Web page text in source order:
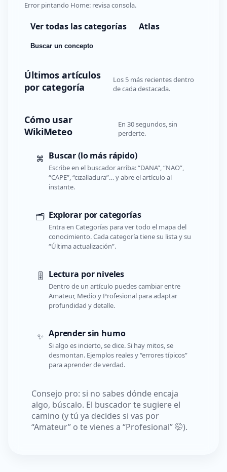
Error pintando Home: revisa consola.
Ver todas las categorías Atlas
Buscar un concepto
Últimos artículos
por categoría
Los 5 más recientes dentro
de cada destacada.
Cómo usar
WikiMeteo
En 30 segundos, sin
perderte.
⌘ Buscar (lo más rápido)
Escribe en el buscador arriba: “DANA”, “NAO”,
“CAPE”, “cizalladura”… y abre el artículo al
instante.
🗂️ Explorar por categorías
Entra en Categorías para ver todo el mapa del
conocimiento. Cada categoría tiene su lista y su
“Última actualización”.
🎚️ Lectura por niveles
Dentro de un artículo puedes cambiar entre
Amateur, Medio y Profesional para adaptar
profundidad y detalle.
✨ Aprender sin humo
Si algo es incierto, se dice. Si hay mitos, se
desmontan. Ejemplos reales y “errores típicos”
para aprender de verdad.
Consejo pro: si no sabes dónde encaja
algo, búscalo. El buscador te sugiere el
camino (y tú ya decides si vas por
“Amateur” o te vienes a “Profesional” 🤭).